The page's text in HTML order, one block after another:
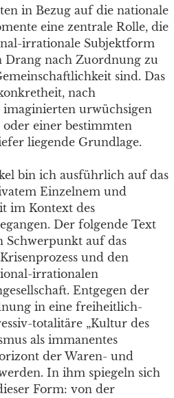
in Bezug auf die nationale
eine zentrale Rolle, die
irrationale Subjektform
nach Zuordnung zu
sind. Das
nach
urwüchsigen
oder einer bestimmten
liegende Grundlage.
bin ich ausführlich auf das
Einzelnem und
im Kontext des
Der folgende Text
Schwerpunkt auf das
und den
irrationalen
Entgegen der
in eine freiheitlich-
totalitäre „Kultur des
als immanentes
der Waren- und
In ihm spiegeln sich
Form: von der